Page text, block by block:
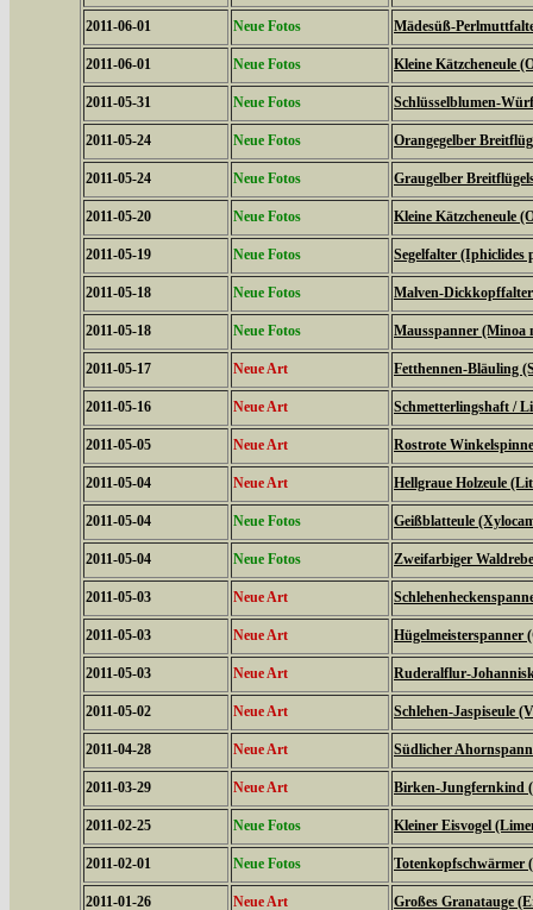
2011-06-01 Neue Fotos Mädesüß-
2011-06-01 Neue Fotos Kleine Kätzcheneule
2011-05-31 Neue Fotos Schlüsselblumen-
2011-05-24 Neue Fotos Orangegelber
2011-05-24 Neue Fotos Graugelber
2011-05-20 Neue Fotos Kleine Kätzcheneule
2011-05-19 Neue Fotos Segelfalter (Iphiclides
2011-05-18 Neue Fotos Malven-
2011-05-18 Neue Fotos Mausspanner (Minoa
2011-05-17 Neue Art Fetthennen-Bläuling
2011-05-16 Neue Art Schmetterlingshaft /
2011-05-05 Neue Art Rostrote
2011-05-04 Neue Art Hellgraue Holzeule
2011-05-04 Neue Fotos Geißblatteule
2011-05-04 Neue Fotos Zweifarbiger
2011-05-03 Neue Art
2011-05-03 Neue Art Hügelmeisterspanner
2011-05-03 Neue Art Ruderalflur-
2011-05-02 Neue Art Schlehen-Jaspiseule
2011-04-28 Neue Art Südlicher
2011-03-29 Neue Art Birken-Jungfernkind
2011-02-25 Neue Fotos Kleiner Eisvogel
2011-02-01 Neue Fotos Totenkopfschwärmer
2011-01-26 Neue Art Großes Granatauge